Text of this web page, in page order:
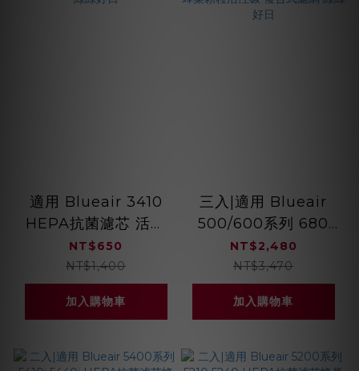
適用 Blueair 3410
HEPA抗菌濾芯 活性
碳濾棉 複合式濾網 綠
綠好日
NT$650
NT$1,400
加入購物車
三入|適用 Blueair
500/600系列 680
690 HEPA抗菌濾芯
蜂巢顆粒活性碳 複合
式濾網 綠綠好日
NT$2,480
NT$3,470
加入購物車